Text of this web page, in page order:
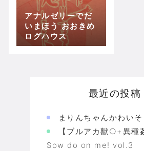
アナルゼリーでだ
いまほう おおきめ
ログハウス
最近の投稿
まりんちゃんかわいそ
【ブルアカ獣○+異種
Sow do on me! vol.3